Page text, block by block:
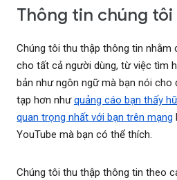
Thông tin chúng
Chúng tôi thu thập thông tin nhằm
cho tất cả người dùng, từ việc tìm
bản như ngôn ngữ mà bạn nói
tạp hơn nhưquảng cáo bạn thấy
quan trọng nhất với bạn trên mạng
YouTube mà bạn có thể thích.
Chúng tôi thu thập thông tin theo